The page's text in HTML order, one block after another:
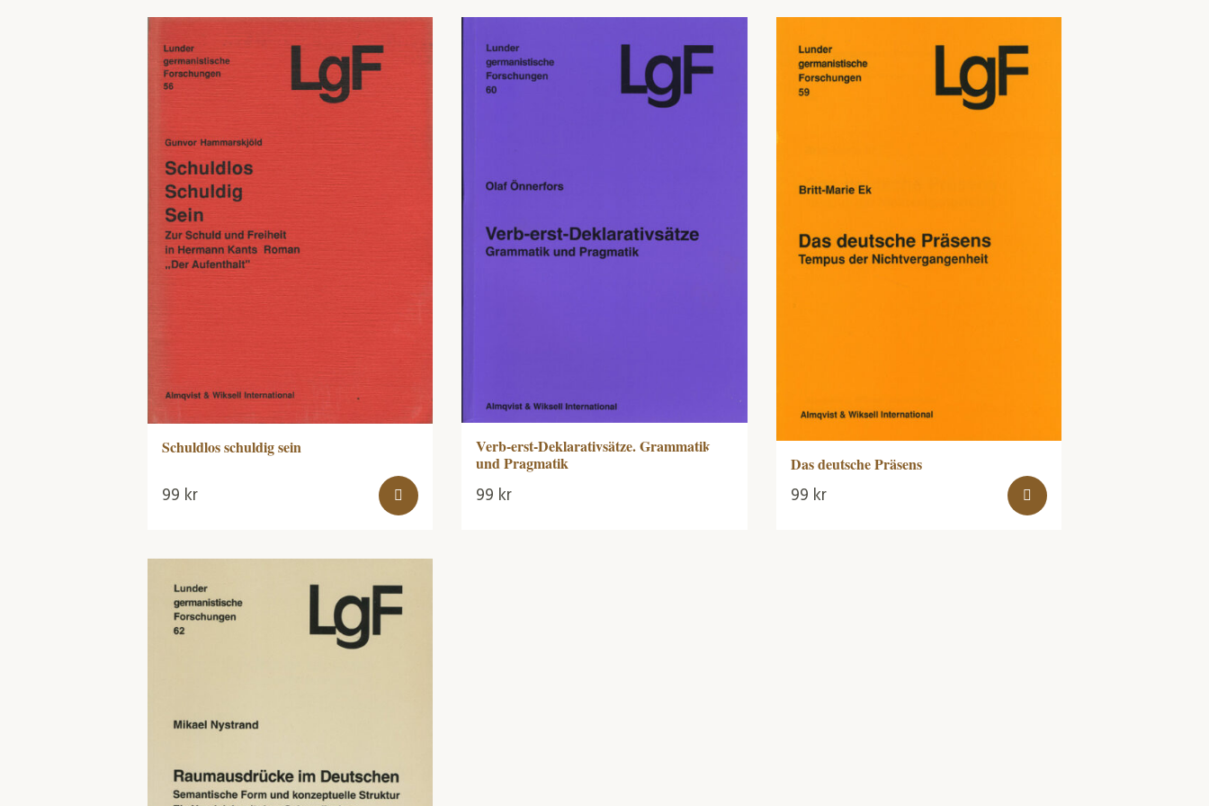
Schuldlos schuldig sein
99 kr
Verb-erst-Deklarativsätze. Grammatik
und Pragmatik
99 kr
Das deutsche Präsens
99 kr